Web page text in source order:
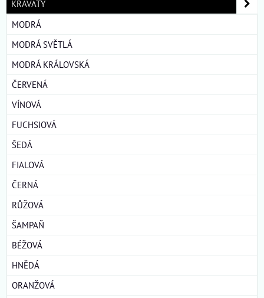
KRAVATY
MODRÁ
MODRÁ SVĚTLÁ
MODRÁ KRÁLOVSKÁ
ČERVENÁ
VÍNOVÁ
FUCHSIOVÁ
ŠEDÁ
FIALOVÁ
ČERNÁ
RŮŽOVÁ
ŠAMPAŇ
BÉŽOVÁ
HNĚDÁ
ORANŽOVÁ